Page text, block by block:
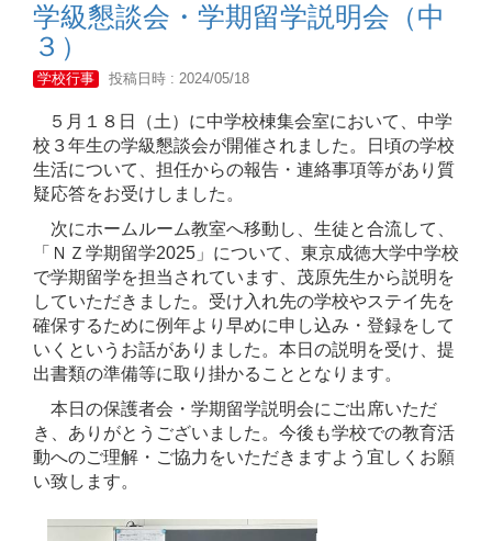
学級懇談会・学期留学説明会（中
３）
学校行事 投稿日時 : 2024/05/18
５月１８日（土）に中学校棟集会室において、中学
校３年生の学級懇談会が開催されました。日頃の学校
生活について、担任からの報告・連絡事項等があり質
疑応答をお受けしました。
次にホームルーム教室へ移動し、生徒と合流して、
「ＮＺ学期留学2025」について、東京成徳大学中学校
で学期留学を担当されています、茂原先生から説明を
していただきました。受け入れ先の学校やステイ先を
確保するために例年より早めに申し込み・登録をして
いくというお話がありました。本日の説明を受け、提
出書類の準備等に取り掛かることとなります。
本日の保護者会・学期留学説明会にご出席いただ
き、ありがとうございました。今後も学校での教育活
動へのご理解・ご協力をいただきますよう宜しくお願
い致します。